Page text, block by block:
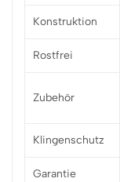
Konstruktion
Rostfrei
Zubehör
Klingenschutz
Garantie